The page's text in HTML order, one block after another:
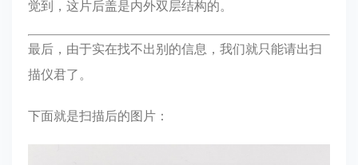
觉到，这片后盖是内外双层结构的。
最后，由于实在找不出别的信息，我们就只能请出扫
描仪君了。
下面就是扫描后的图片：